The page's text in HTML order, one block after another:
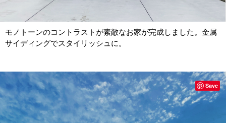
モノトーンのコントラストが素敵なお家が完成しました。金属
サイディングでスタイリッシュに。
Save